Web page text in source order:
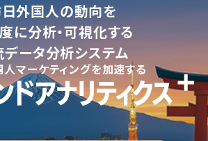
外国人の動向を
に分析・可視化する
ータ分析システム
マーケティングを加速する